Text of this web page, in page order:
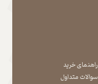
راهنمای خرید
سوالات متداول